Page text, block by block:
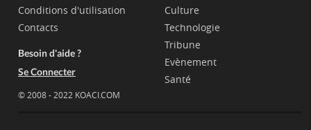
Conditions d'utilisation
Contacts
Besoin d'aide ?
Se Connecter
© 2008 - 2022 KOACI.COM
Culture
Technologie
Tribune
Evènement
Santé